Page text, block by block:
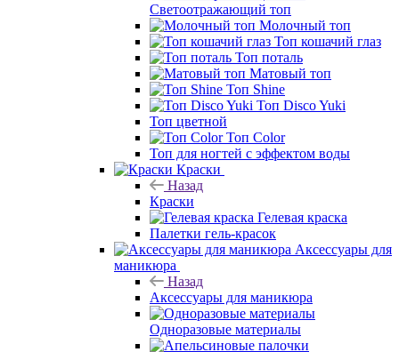
Светоотражающий топ
Молочный топ
Топ кошачий глаз
Топ поталь
Матовый топ
Топ Shine
Топ Disco Yuki
Топ цветной
Топ Color
Топ для ногтей с эффектом воды
Краски
Назад
Краски
Гелевая краска
Палетки гель-красок
Аксессуары для
маникюра
Назад
Аксессуары для маникюра
Одноразовые материалы